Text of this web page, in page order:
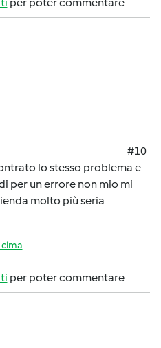
#10
lo stesso problema e
per un errore non mio mi
molto più seria
cima
per poter commentare